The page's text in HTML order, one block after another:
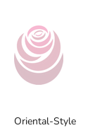
Oriental-Style